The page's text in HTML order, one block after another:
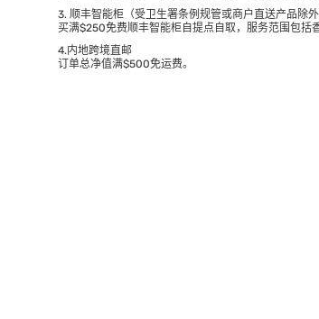
3. 顺丰智能柜（受卫生署条例规管或商户直送产品除外
买满$250免费顺丰智能柜自提点自取，服务范围包括
4.内地跨境直邮
订单总净值满$500免运费。